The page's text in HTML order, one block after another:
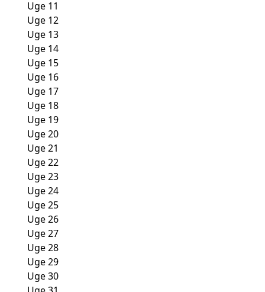
Uge 11
Uge 12
Uge 13
Uge 14
Uge 15
Uge 16
Uge 17
Uge 18
Uge 19
Uge 20
Uge 21
Uge 22
Uge 23
Uge 24
Uge 25
Uge 26
Uge 27
Uge 28
Uge 29
Uge 30